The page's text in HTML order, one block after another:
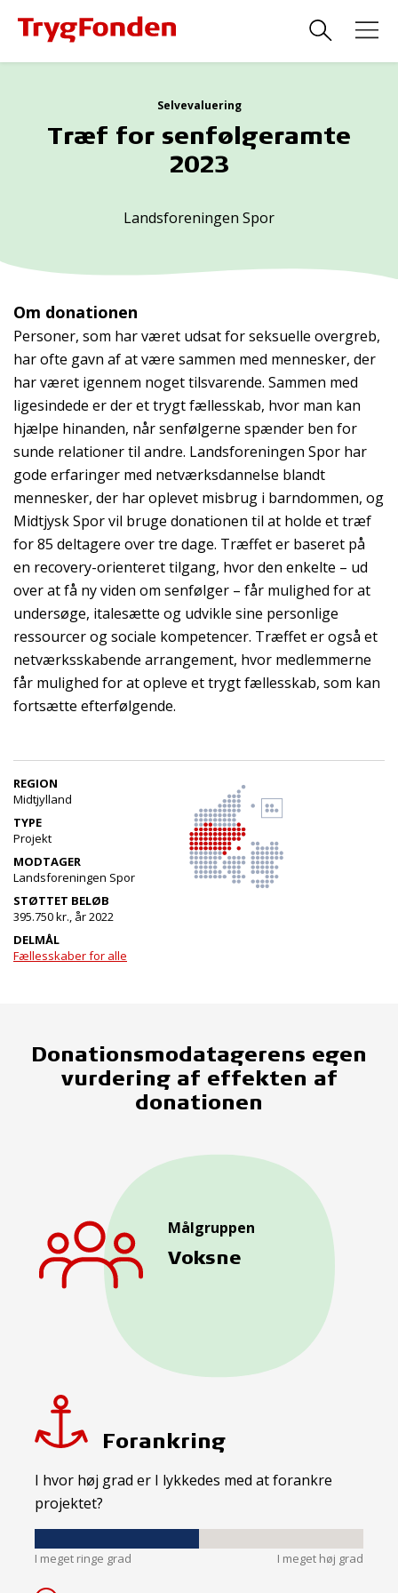
Selvevaluering
Træf for senfølgeramte
2023
Landsforeningen Spor
Om donationen
Personer, som har været udsat for seksuelle overgreb,
har ofte gavn af at være sammen med mennesker, der
har været igennem noget tilsvarende. Sammen med
ligesindede er der et trygt fællesskab, hvor man kan
hjælpe hinanden, når senfølgerne spænder ben for
sunde relationer til andre. Landsforeningen Spor har
gode erfaringer med netværksdannelse blandt
mennesker, der har oplevet misbrug i barndommen, og
Midtjysk Spor vil bruge donationen til at holde et træf
for 85 deltagere over tre dage. Træffet er baseret på
en recovery-orienteret tilgang, hvor den enkelte – ud
over at få ny viden om senfølger – får mulighed for at
undersøge, italesætte og udvikle sine personlige
ressourcer og sociale kompetencer. Træffet er også et
netværksskabende arrangement, hvor medlemmerne
får mulighed for at opleve et trygt fællesskab, som kan
fortsætte efterfølgende.
REGION
Midtjylland
TYPE
Projekt
MODTAGER
Landsforeningen Spor
STØTTET BELØB
395.750 kr., år 2022
DELMÅL
Fællesskaber for alle
Donationsmodatagerens egen
vurdering af effekten af
donationen
Målgruppen
Voksne
Forankring
I hvor høj grad er I lykkedes med at forankre
projektet?
I meget ringe grad I meget høj grad